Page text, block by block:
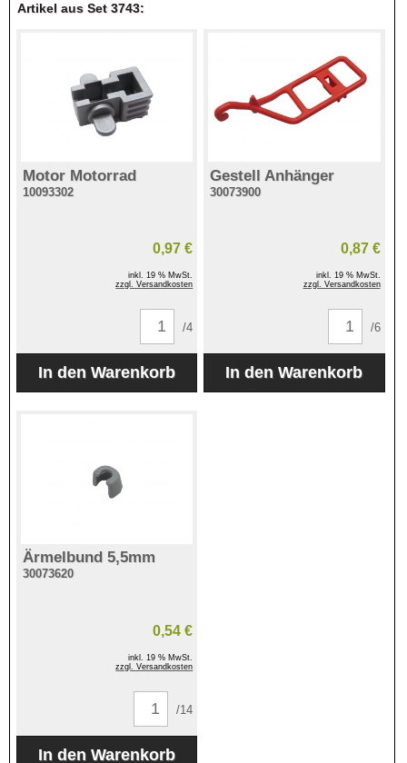
Artikel aus Set 3743:
Motor Motorrad
10093302
0,97 €
inkl. 19 % MwSt.
zzgl. Versandkosten
/4
Gestell Anhänger
30073900
0,87 €
inkl. 19 % MwSt.
zzgl. Versandkosten
/6
Ärmelbund 5,5mm
30073620
0,54 €
inkl. 19 % MwSt.
zzgl. Versandkosten
/14